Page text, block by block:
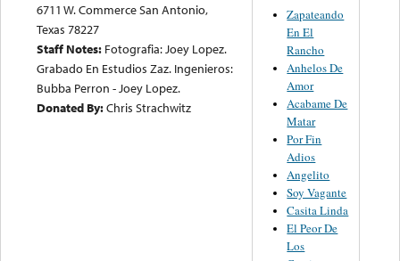
6711 W. Commerce San Antonio,
Texas 78227
Staff Notes: Fotografia: Joey Lopez.
Grabado En Estudios Zaz. Ingenieros:
Bubba Perron - Joey Lopez.
Donated By:Chris Strachwitz
Zapateando
En El
Rancho
Anhelos De
Amor
Acabame De
Matar
Por Fin
Adios
Angelito
Soy Vagante
Casita Linda
El Peor De
Los